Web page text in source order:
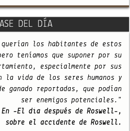
DEL DÍA
querían los habitantes de estos
teníamos que suponer por su
especialmente por sus
la vida de los seres humanos y
ganado reportadas, que podían
ser enemigos potenciales."
-El día después de Roswell-,
sobre el accidente de Roswell.